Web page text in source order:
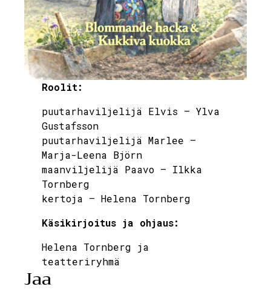
Jaa
Roolit:
puutarhaviljelijä Elvis – Ylva
Gustafsson
puutarhaviljelijä Marlee –
Marja-Leena Björn
maanviljelijä Paavo – Ilkka
Tornberg
kertoja – Helena Tornberg
Käsikirjoitus ja ohjaus:
Helena Tornberg ja
teatteriryhmä